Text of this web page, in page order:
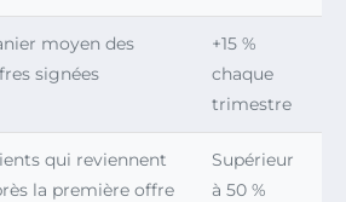
moyen des
signées
+15 %
chaque
trimestre
qui reviennent
la première offre
Supérieur
à 50 %